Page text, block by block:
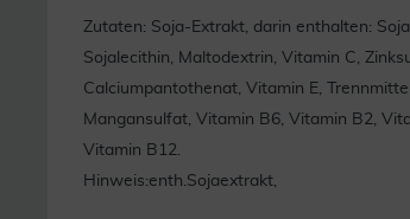
Zutaten: Soja-Extrakt, darin enthalten:
Sojalecithin, Maltodextrin, Vitamin C,
Calciumpantothenat, Vitamin E,
Mangansulfat, Vitamin B6, Vitamin B2,
Vitamin B12.
Hinweis:enth.Sojaextrakt,